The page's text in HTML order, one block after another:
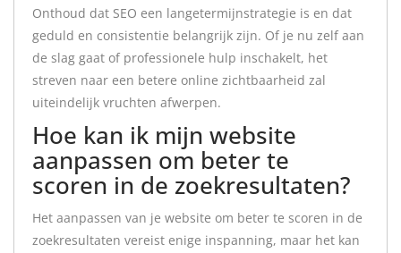
Onthoud dat SEO een langetermijnstrategie is en dat
geduld en consistentie belangrijk zijn. Of je nu zelf aan
de slag gaat of professionele hulp inschakelt, het
streven naar een betere online zichtbaarheid zal
uiteindelijk vruchten afwerpen.
Hoe kan ik mijn website
aanpassen om beter te
scoren in de zoekresultaten?
Het aanpassen van je website om beter te scoren in de
zoekresultaten vereist enige inspanning, maar het kan